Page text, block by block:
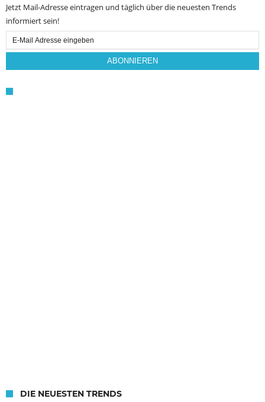
Jetzt Mail-Adresse eintragen und täglich über die neuesten Trends
informiert sein!
Email
Subscription
ABONNIEREN
DIE NEUESTEN TRENDS